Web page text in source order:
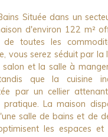
Située dans un
d'environ 122 m²
toutes les
vous serez séduit par la
salon et la salle à
que la cuisine
par un cellier
La maison
salle de bains et de
les espaces et